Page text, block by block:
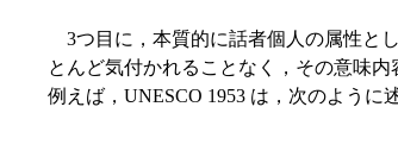
3つ目に，本質的に話者個人の属性と
とんど気付かれることなく，その意味
例えば，UNESCO 1953 は，次のように